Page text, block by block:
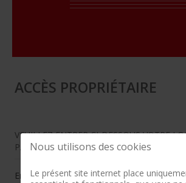
ACCÈS PROPRIÉTAIRE
VEUILLEZ ENTRER CI-DESSOUS VOTRE
PASSE
Email
Nous utilisons des cookies
Le présent site internet place